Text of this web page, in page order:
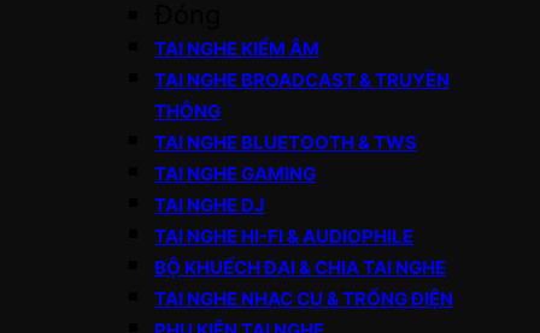
TAI NGHE KIỂM ÂM
TAI NGHE BROADCAST & TRUYỀN
THÔNG
TAI NGHE BLUETOOTH & TWS
TAI NGHE GAMING
TAI NGHE DJ
TAI NGHE HI-FI & AUDIOPHILE
BỘ KHUẾCH ĐẠI & CHIA TAI NGHE
TAI NGHE NHẠC CỤ & TRỐNG ĐIỆN